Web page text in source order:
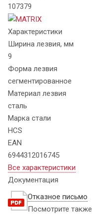
107379
Характеристики
Ширина лезвия, мм
9
Форма лезвия
сегментированное
Материал лезвия
сталь
Марка стали
HCS
EAN
6944312016745
Все характеристики
Документация
Отказное письмо
Посмотрите также